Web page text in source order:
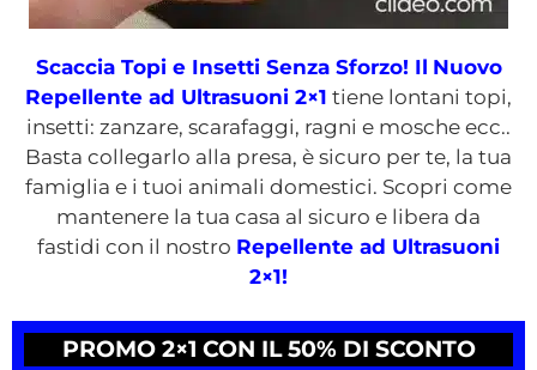
Scaccia Topi e Insetti Senza Sforzo! Il Nuovo
Repellente ad Ultrasuoni 2×1 tiene lontani topi,
insetti: zanzare, scarafaggi, ragni e mosche ecc..
Basta collegarlo alla presa, è sicuro per te, la tua
famiglia e i tuoi animali domestici. Scopri come
mantenere la tua casa al sicuro e libera da
fastidi con il nostro Repellente ad Ultrasuoni
2×1!
PROMO 2×1 CON IL 50% DI SCONTO